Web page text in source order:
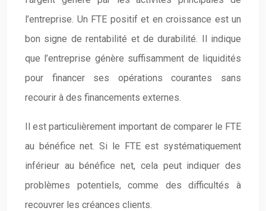
l’entreprise. Un FTE positif et en croissance est un
bon signe de rentabilité et de durabilité. Il indique
que l’entreprise génère suffisamment de liquidités
pour financer ses opérations courantes sans
recourir à des financements externes.
Il est particulièrement important de comparer le FTE
au bénéfice net. Si le FTE est systématiquement
inférieur au bénéfice net, cela peut indiquer des
problèmes potentiels, comme des difficultés à
recouvrer les créances clients.